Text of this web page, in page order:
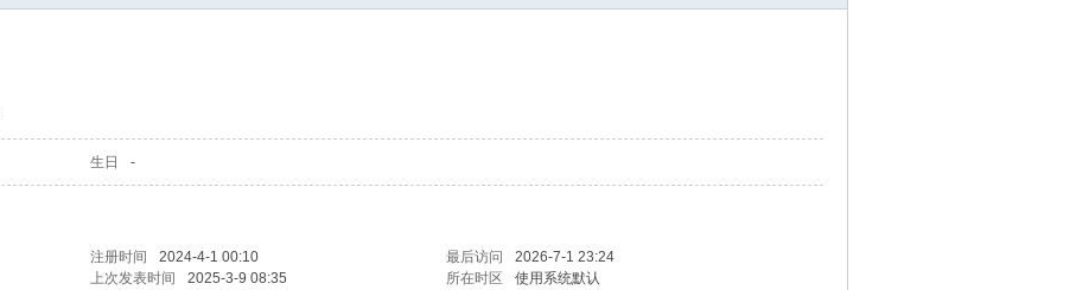
生日 -
注册时间 2024-4-1 00:10 最后访问
2026-7-1 23:24
上次发表时间 2025-3-9 08:35 所在时区 使用系统默认